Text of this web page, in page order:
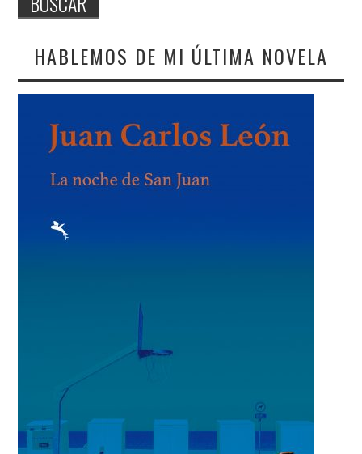
HABLEMOS DE MI ÚLTIMA NOVELA